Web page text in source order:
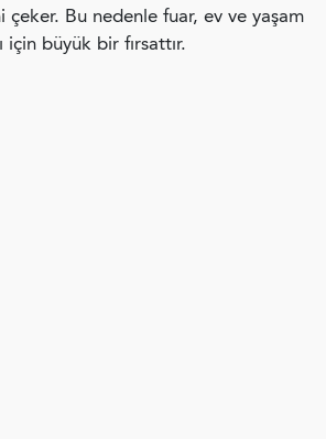
çeker. Bu nedenle fuar, ev ve yaşam
için büyük bir fırsattır.